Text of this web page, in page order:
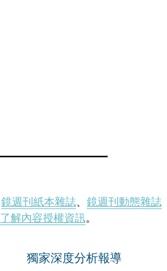
鏡週刊紙本雜誌、 鏡週刊動態雜誌
了解內容授權資訊。
獨家深度分析報導